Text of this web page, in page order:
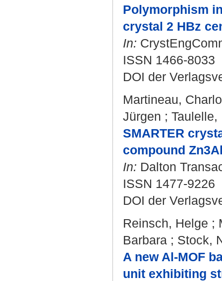
Polymorphism
crystal 2 HBz
In:
ISSN 1466-8033
DOI der
Martineau,
Jürgen ; Taulelle,
SMARTER
compound
In: Dalton
ISSN 1477-9226
DOI der
Reinsch, Helge ;
Barbara ; Stock,
A new Al-MOF
unit exhibiting